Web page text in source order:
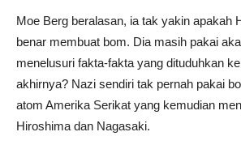
Moe Berg beralasan, ia tak yakin apakah
benar membuat bom. Dia masih pakai
menelusuri fakta-fakta yang dituduhkan
akhirnya? Nazi sendiri tak pernah pakai
atom Amerika Serikat yang kemudian
Hiroshima dan Nagasaki.